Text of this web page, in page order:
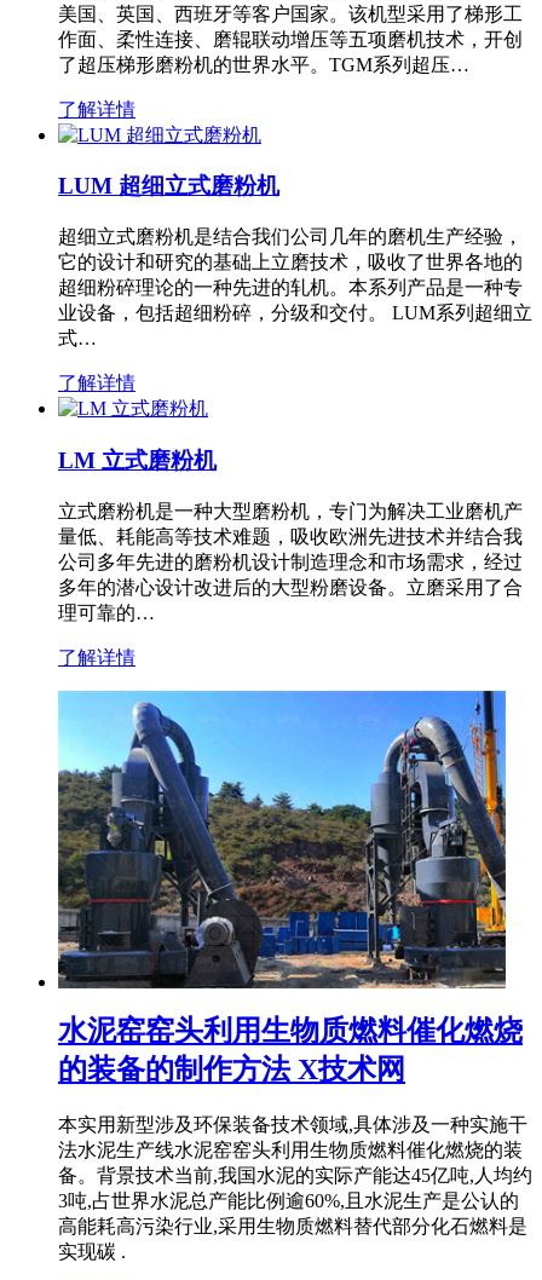
美国、英国、西班牙等客户国家。该机型采用了梯形工
作面、柔性连接、磨辊联动增压等五项磨机技术，开创
了超压梯形磨粉机的世界水平。TGM系列超压…
了解详情
LUM 超细立式磨粉机
超细立式磨粉机是结合我们公司几年的磨机生产经验，
它的设计和研究的基础上立磨技术，吸收了世界各地的
超细粉碎理论的一种先进的轧机。本系列产品是一种专
业设备，包括超细粉碎，分级和交付。 LUM系列超细立
式…
了解详情
LM 立式磨粉机
立式磨粉机是一种大型磨粉机，专门为解决工业磨机产
量低、耗能高等技术难题，吸收欧洲先进技术并结合我
公司多年先进的磨粉机设计制造理念和市场需求，经过
多年的潜心设计改进后的大型粉磨设备。立磨采用了合
理可靠的…
了解详情
水泥窑窑头利用生物质燃料催化燃烧
的装备的制作方法 X技术网
本实用新型涉及环保装备技术领域,具体涉及一种实施干
法水泥生产线水泥窑窑头利用生物质燃料催化燃烧的装
备。背景技术当前,我国水泥的实际产能达45亿吨,人均约
3吨,占世界水泥总产能比例逾60%,且水泥生产是公认的
高能耗高污染行业,采用生物质燃料替代部分化石燃料是
实现碳 .